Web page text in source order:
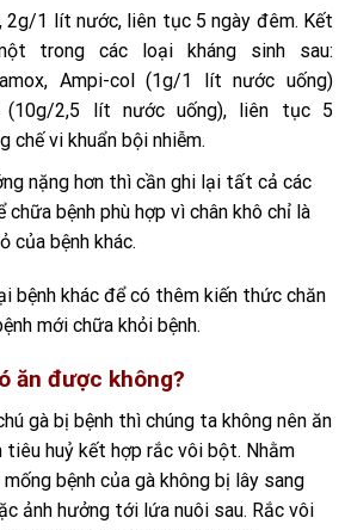
2g/1 lít nước, liên tục 5 ngày đêm. Kết
trong các loại kháng sinh sau:
Ampi-col (1g/1 lít nước uống)
(10g/2,5 lít nước uống), liên tục 5
chế vi khuẩn bội nhiễm.
nặng hơn thì cần ghi lại tất cả các
bệnh phù hợp vì chân khô chỉ là
của bệnh khác.
bệnh khác để có thêm kiến thức chăn
mới chữa khỏi bệnh.
ăn được không?
gà bị bệnh thì chúng ta không nên ăn
tiêu huỷ kết hợp rắc vôi bột. Nhằm
bệnh của gà không bị lây sang
ảnh hưởng tới lứa nuôi sau. Rắc vôi